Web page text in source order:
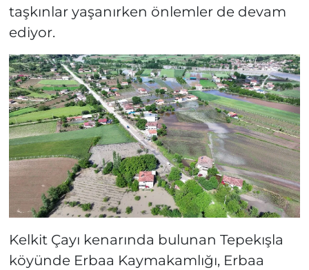
taşkınlar yaşanırken önlemler de devam
ediyor.
Kelkit Çayı kenarında bulunan Tepekışla
köyünde Erbaa Kaymakamlığı, Erbaa